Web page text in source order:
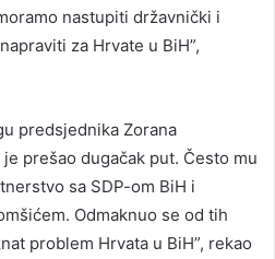
nastupiti državnički i
za Hrvate u BiH”,
predsjednika Zorana
prešao dugačak put. Često mu
sa SDP-om BiH i
Odmaknuo se od tih
problem Hrvata u BiH”, rekao